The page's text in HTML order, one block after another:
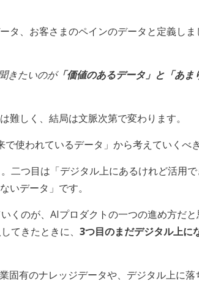
、お客さまのペインのデータと定義しま
きたいのが「価値のあるデータ」と「あま
しく、結局は文脈次第で変わります。
使われているデータ」から考えていくべ
二つ目は「デジタル上にあるけれど活用
いデータ」です。
くのが、AIプロダクトの一つの進め方だ
てきたときに、 3つ目のまだデジタル上に
固有のナレッジデータや、デジタル上に落